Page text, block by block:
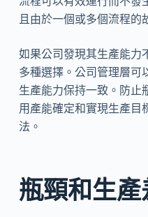
且由於一個或多個流程的
如果公司發現其生產能力
多種選擇。公司管理層可
生產能力保持一致。防止
用產能確定和實現生產目
法。
瓶頸和生產